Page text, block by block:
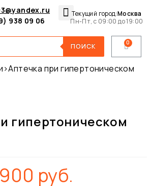
Текущий город:Москва
Пн-Пт, с 09:00 до 19:00
938 09 06
ПОИСК
›Аптечка при гипертоническом
гипертоническом
руб.